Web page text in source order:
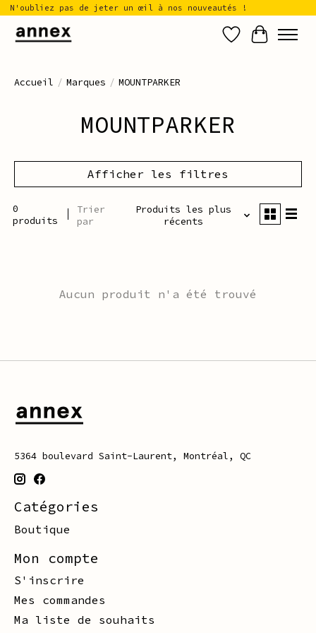
N'oubliez pas de jeter un œil à nos nouveautés !
Liste de
Panier
Accueil / Marques / MOUNTPARKER
MOUNTPARKER
Afficher les filtres
0
produits
Trier
par
Produits les plus
récents
Aucun produit n'a été trouvé
5364 boulevard Saint-Laurent, Montréal, QC
Catégories
Boutique
Mon compte
S'inscrire
Mes commandes
Ma liste de souhaits